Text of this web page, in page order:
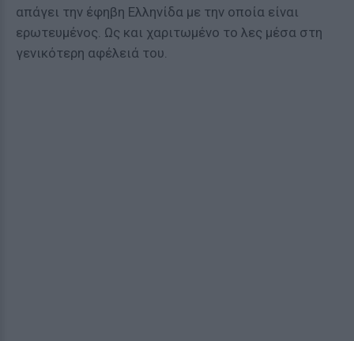
απάγει την έφηβη Ελληνίδα με την οποία είναι
ερωτευμένος. Ως και χαριτωμένο το λες μέσα στη
γενικότερη αφέλειά του.